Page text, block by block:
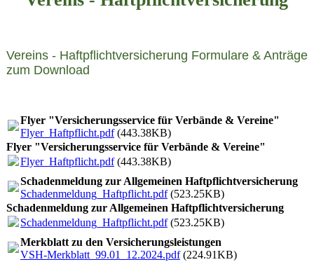
Vereins - Haftpflichtversicherung Formulare & Anträge
zum Download
Flyer "Versicherungsservice für Verbände & Vereine"
Flyer_Haftpflicht.pdf(443.38KB)
Flyer "Versicherungsservice für Verbände & Vereine"
Flyer_Haftpflicht.pdf(443.38KB)
Schadenmeldung zur Allgemeinen Haftpflichtversicherung
Schadenmeldung_Haftpflicht.pdf(523.25KB)
Schadenmeldung zur Allgemeinen Haftpflichtversicherung
Schadenmeldung_Haftpflicht.pdf(523.25KB)
Merkblatt zu den Versicherungsleistungen
VSH-Merkblatt_99.01_12.2024.pdf(224.91KB)